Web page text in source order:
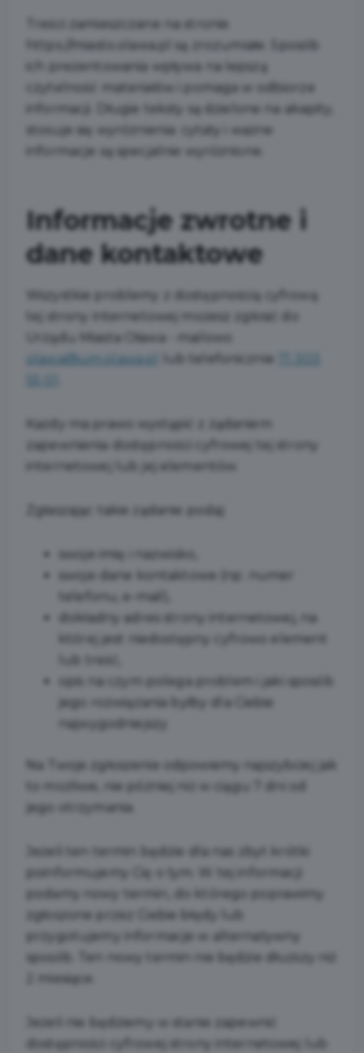
Treści zamieszczane na stronie
https://miasto.olawa.pl są zrozumiałe. Sposób
ich prezentowania wpływa na lepszą
czytelność materiałów i pomaga w odbiorze
informacji. Długie teksty są dzielone na akapity,
stosuje się wyróżnienia: cytaty i ważne
informacje są specjalnie wyróżnione.
Informacje zwrotne i
dane kontaktowe
Wszystkie problemy z dostępnością cyfrową
tej strony internetowej możesz zgłosić do
Urządu Miasta Oława - mailowo
olawa@um.olawa.pl
lub telefonicznie
Każdy ma prawo wystąpić z żądaniem
zapewnienia dostępności cyfrowej tej strony
internetowej lub jej elementów.
Zgłaszając takie żądanie podaj:
swoje imię i nazwisko,
swoje dane kontaktowe (np. numer
telefonu, e-mail),
dokładny adres strony internetowej, na
której jest niedostępny cyfrowo element
lub treść,
opis na czym polega problem i jaki sposób
jego rozwiązania byłby dla Ciebie
najwygodniejszy.
Na Twoje zgłoszenie odpowiemy najszybciej jak
to możliwe, nie później niż w ciągu 7 dni od
jego otrzymania.
Jeżeli ten termin będzie dla nas zbyt krótki
poinformujemy Cię o tym. W tej informacji
podamy nowy termin, do którego poprawimy
zgłoszone przez Ciebie błędy lub
przygotujemy informacje w alternatywny
sposób. Ten nowy termin nie będzie dłuższy niż
2 miesiące.
Jeżeli nie będziemy w stanie zapewnić
dostępności cyfrowej strony internetowej lub